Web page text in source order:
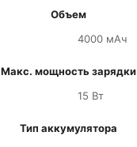
Объем
4000 мАч
Макс. мощность зарядки
15 Вт
Тип аккумулятора